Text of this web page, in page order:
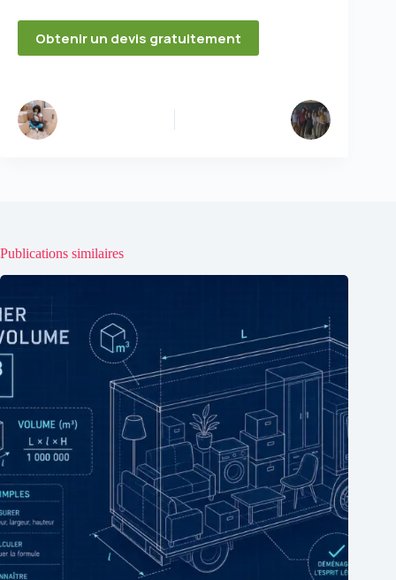
Obtenir un devis gratuitement
Publications similaires